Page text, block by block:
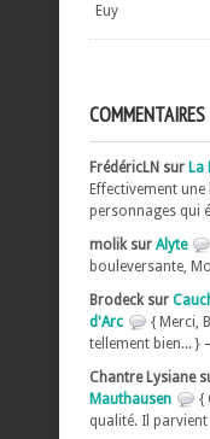
Euy
FrédéricLN sur La
Effectivement
personnages qui
molik sur Alyte
bouleversante,
Brodeck sur
d'Arc
{ Merci,
tellement bien... } –
Chantre Lysiane
Mauthausen
{
qualité. Il parvient